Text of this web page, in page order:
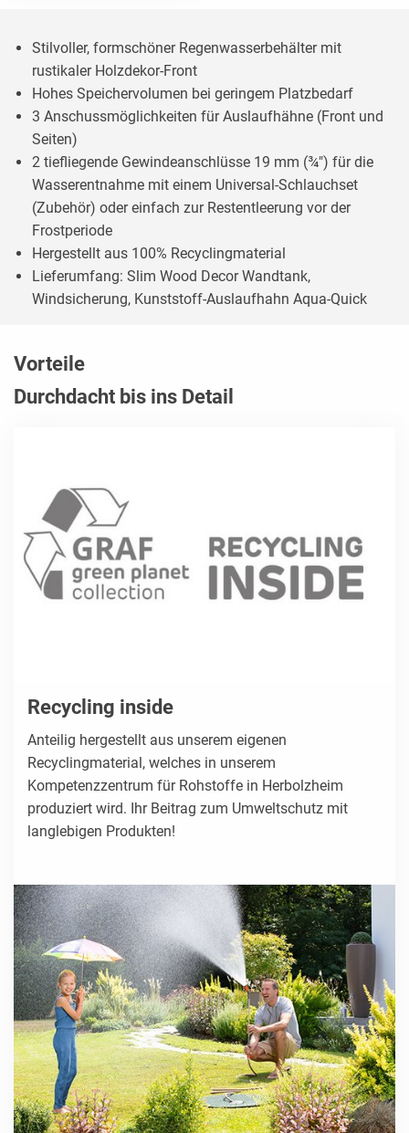
Stilvoller, formschöner Regenwasserbehälter mit
rustikaler Holzdekor-Front
Hohes Speichervolumen bei geringem Platzbedarf
3 Anschussmöglichkeiten für Auslaufhähne (Front und
Seiten)
2 tiefliegende Gewindeanschlüsse 19 mm (¾") für die
Wasserentnahme mit einem Universal-Schlauchset
(Zubehör) oder einfach zur Restentleerung vor der
Frostperiode
Hergestellt aus 100% Recyclingmaterial
Lieferumfang: Slim Wood Decor Wandtank,
Windsicherung, Kunststoff-Auslaufhahn Aqua-Quick
Vorteile
Durchdacht bis ins Detail
Recycling inside
Anteilig hergestellt aus unserem eigenen
Recyclingmaterial, welches in unserem
Kompetenzzentrum für Rohstoffe in Herbolzheim
produziert wird. Ihr Beitrag zum Umweltschutz mit
langlebigen Produkten!